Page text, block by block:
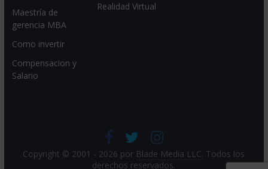
Maestría de
gerencia MBA
Como invertir
Compensacion y
Salario
Realidad Virtual
Copyright © 2001 - 2026 por Blade Media LLC. Todos los
derechos reservados.